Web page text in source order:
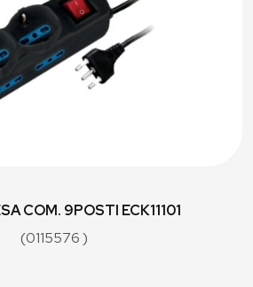
COM. 9POSTI ECK11101
(0115576 )